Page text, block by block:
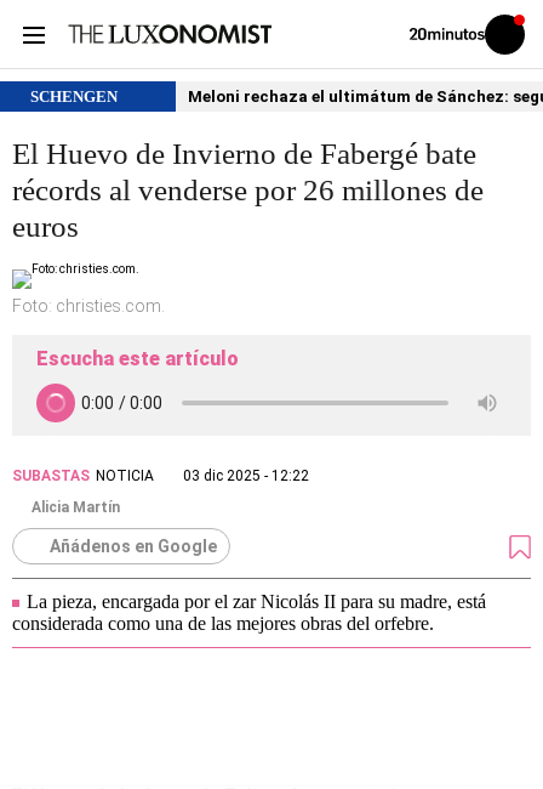
Volver
Iniciar
sesión
SCHENGEN Meloni rechaza el ultimátum de Sánchez:
El Huevo de Invierno de Fabergé bate
récords al venderse por 26 millones de
euros
Foto: christies.com.
Escucha este artículo
SUBASTAS NOTICIA
03 dic 2025 - 12:22
Alicia Martín
Añádenos en Google
La pieza, encargada por el zar Nicolás II para su madre, está
considerada como una de las mejores obras del orfebre.